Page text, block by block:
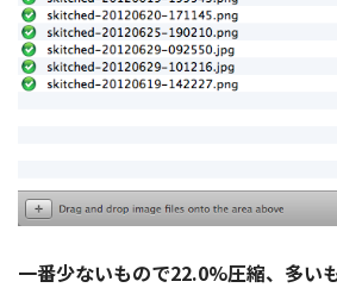
一番少ないもので22.0%圧縮、多い